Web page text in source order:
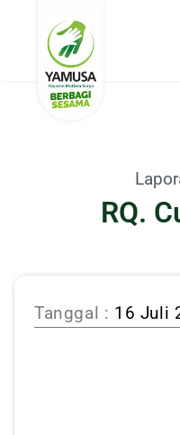
RQ.
Tanggal : 16 Juli